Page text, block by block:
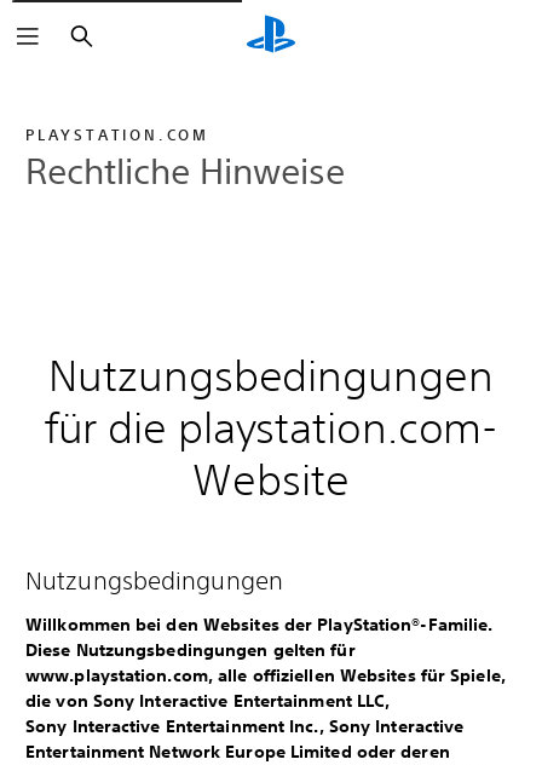
Suchen
PLAYSTATION.COM
Rechtliche Hinweise
Nutzungsbedingungen
für die playstation.com-
Website
Nutzungsbedingungen
Willkommen bei den Websites der PlayStation®-Familie.
Diese Nutzungsbedingungen gelten für
www.playstation.com, alle offiziellen Websites für Spiele,
die von Sony Interactive Entertainment LLC,
Sony Interactive Entertainment Inc., Sony Interactive
Entertainment Network Europe Limited oder deren